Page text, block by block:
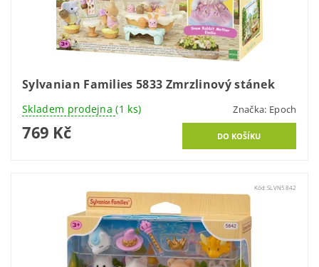
Sylvanian Families 5833 Zmrzlinový stánek
Skladem prodejna(1 ks) Značka: Epoch
769 Kč
Kód:SLVN5842